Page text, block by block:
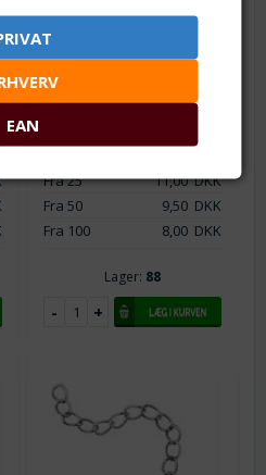
Varenr.: tb0718
karabinlåse. Rustfri
Fra 25
11,00DKK
Fra 50
9,50DKK
Fra 100
8,00DKK
Lager: 88
EAN